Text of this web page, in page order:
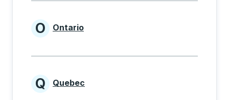
Provinces beginning with O
O Ontario
Provinces beginning with Q
Q Quebec